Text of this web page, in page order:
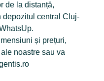
de la distanță,
depozitul central Cluj-
și prețuri,
noastre sau va